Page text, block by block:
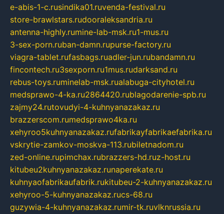
e-abis-1-c.rusindika01.ruvenda-festival.ru
store-brawlstars.rudooraleksandria.ru
antenna-highly.rumine-lab-msk.ru1-mus.ru
3-sex-porn.ruban-damn.rupurse-factory.ru
viagra-tablet.rufasbags.ruadler-jun.rubandamn.ru
fincontech.ru3sexporn.ru1mus.rudarksand.ru
rebus-toys.ruminelab-msk.rualabuga-cityhotel.ru
medsprawo-4-ka.ru2864420.rublagodarenie-spb.ru
zajmy24.rutovudyi-4-kuhnyanazakaz.ru
brazzerscom.rumedsprawo4ka.ru
xehyroo5kuhnyanazakaz.rufabrikayfabrikaefabrika.ru
vskrytie-zamkov-moskva-113.rubiletnadom.ru
zed-online.rupimchax.rubrazzers-hd.ruz-host.ru
kitubeu2kuhnyanazakaz.runaperekate.ru
kuhnyaofabrikaufabrik.rukitubeu-2-kuhnyanazakaz.ru
xehyroo-5-kuhnyanazakaz.rucs-68.ru
guzywia-4-kuhnyanazakaz.rumir-tk.ruvlknrussia.ru